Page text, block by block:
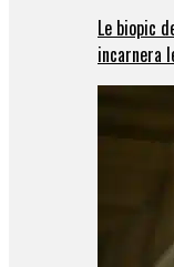
Le biopic
incarnera